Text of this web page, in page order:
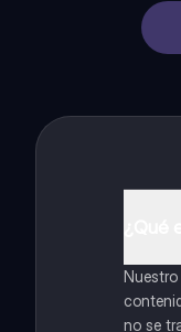
no se